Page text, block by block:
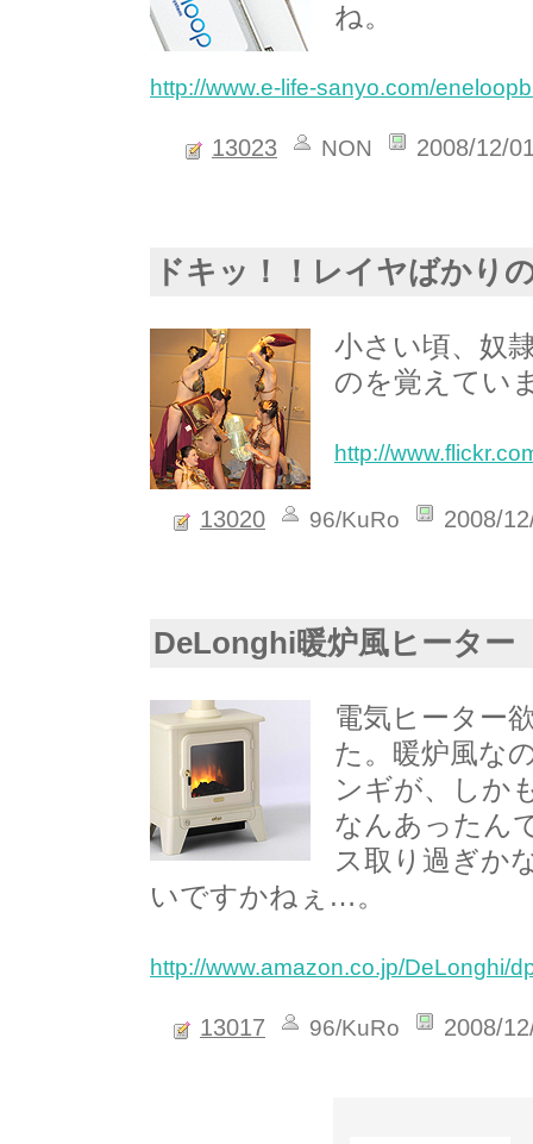
ね。
http://www.e-life-sanyo.com/
13023 NON 2008/12/
ドキッ！！レイヤばかり
小さい頃、奴
のを覚えてい
http://
13020 96/KuRo 2008/
DeLonghi暖炉風ヒーター
電気ヒーター
た。暖炉風な
ンギが、しか
なんあったん
ス取り過ぎか
いですかねぇ…。
http://www.amazon.co.jp/DeLonghi/
13017 96/KuRo 2008/